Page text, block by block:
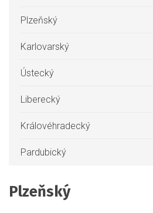
Plzeňský
Karlovarský
Ústecký
Liberecký
Královéhradecký
Pardubický
Plzeňský